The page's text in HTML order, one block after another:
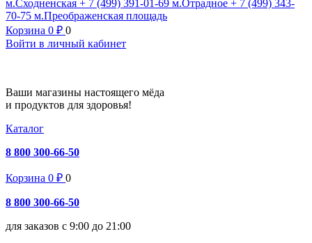
м.Сходненская + 7 (499) 391-01-69 м.Отрадное + 7 (499) 343-
70-75 м.Преображенская площадь
Корзина 0 ₽ 0
Войти в личный кабинет
Ваши магазины настоящего мёда
и продуктов для здоровья!
Каталог
8 800 300-66-50
Корзина 0 ₽ 0
8 800 300-66-50
для заказов с 9:00 до 21:00